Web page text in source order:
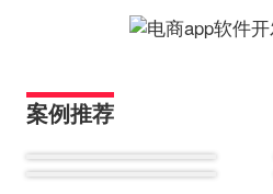
案例推荐